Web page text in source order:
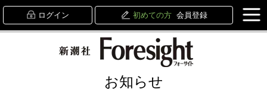
ログイン 初めての方 会員登録
お知らせ